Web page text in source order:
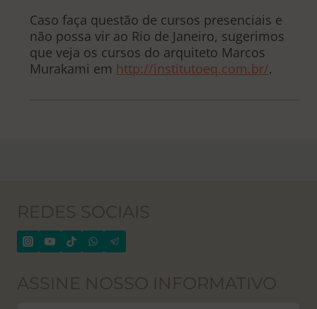
Caso faça questão de cursos presenciais e
não possa vir ao Rio de Janeiro, sugerimos
que veja os cursos do arquiteto Marcos
Murakami em http://institutoeq.com.br/.
REDES SOCIAIS
ASSINE NOSSO INFORMATIVO